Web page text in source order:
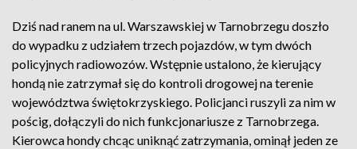
Dziś nad ranem na ul. Warszawskiej w Tarnobrzegu doszło
do wypadku z udziałem trzech pojazdów, w tym dwóch
policyjnych radiowozów. Wstępnie ustalono, że kierujący
hondą nie zatrzymał się do kontroli drogowej na terenie
województwa świętokrzyskiego. Policjanci ruszyli za nim w
pościg, dołączyli do nich funkcjonariusze z Tarnobrzega.
Kierowca hondy chcąc uniknąć zatrzymania, ominął jeden ze